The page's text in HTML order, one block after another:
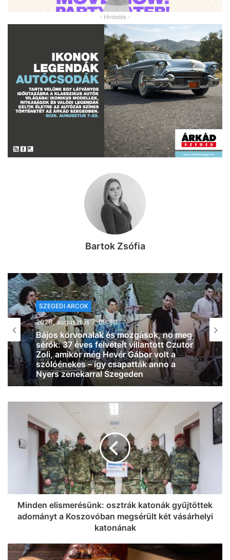
- Hirdetés -
Bartok Zsófia
SZEGEDI ARCOK
2026, augusztus 7. 07:58
Le a kalappal: az SZTE Mérnöki Kar
csapata Franciaországot is
meghódíthatja, Magyarországot és
Szegedet képviselhetik az európai
döntőben
Minden elismerésünk: osztrák katonák gyűjtöttek
adományt a Koszovóban megsérült két vásárhelyi
katonának